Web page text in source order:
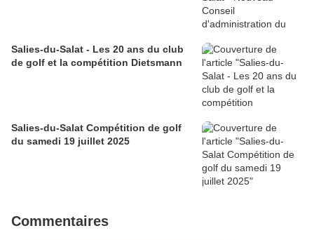
Salies-du-Salat - Les 20 ans du club
de golf et la compétition Dietsmann
Salies-du-Salat Compétition de golf
du samedi 19 juillet 2025
Commentaires